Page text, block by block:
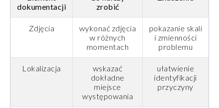
dokumentacji
zrobić
Zdjęcia
wykonać zdjęcia
w różnych
momentach
pokazanie skali
i zmienności
problemu
Lokalizacja
wskazać
dokładne
miejsce
występowania
ułatwienie
identyfikacji
przyczyny